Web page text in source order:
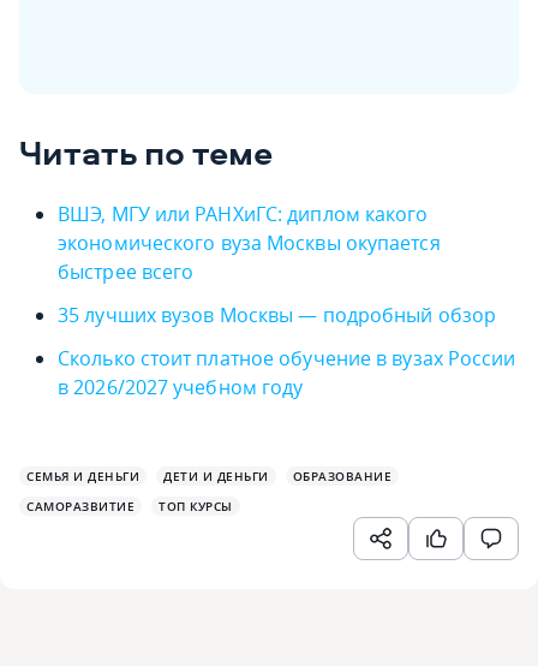
Читать по теме
ВШЭ, МГУ или РАНХиГС: диплом какого
экономического вуза Москвы окупается
быстрее всего
35 лучших вузов Москвы — подробный обзор
Сколько стоит платное обучение в вузах России
в 2026/2027 учебном году
СЕМЬЯ И ДЕНЬГИ ДЕТИ И ДЕНЬГИ
ОБРАЗОВАНИЕ
САМОРАЗВИТИЕ
ТОП КУРСЫ